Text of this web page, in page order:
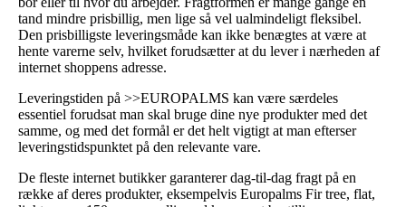
tand mindre prisbillig, men lige så vel ualmindeligt fleksibel.
Den prisbilligste leveringsmåde kan ikke benægtes at være at
hente varerne selv, hvilket forudsætter at du lever i nærheden af
internet shoppens adresse.
Leveringstiden på >>EUROPALMS kan være særdeles
essentiel forudsat man skal bruge dine nye produkter med det
samme, og med det formål er det helt vigtigt at man efterser
leveringstidspunktet på den relevante vare.
De fleste internet butikker garanterer dag-til-dag fragt på en
række af deres produkter, eksempelvis Europalms Fir tree, flat,